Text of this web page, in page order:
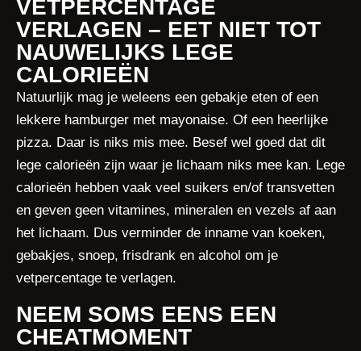
VETPERCENTAGE
VERLAGEN – EET NIET TOT
NAUWELIJKS LEGE
CALORIEËN
Natuurlijk mag je weleens een gebakje eten of een
lekkere hamburger met mayonaise. Of een heerlijke
pizza. Daar is niks mis mee. Besef wel goed dat dit
lege calorieën zijn waar je lichaam niks mee kan. Lege
calorieën hebben vaak veel suikers en/of transvetten
en geven geen vitamines, mineralen en vezels af aan
het lichaam. Dus verminder de inname van koeken,
gebakjes, snoep, frisdrank en alcohol om je
vetpercentage te verlagen.
NEEM SOMS EENS EEN
CHEATMOMENT